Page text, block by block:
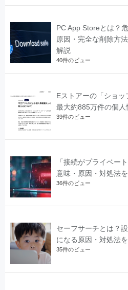
PC App Storeとは？
原因・完全な削除方
解説
40件のビュー
Eストアーの「ショッ
最大約885万件の個人
39件のビュー
「接続がプライベー
意味・原因・対処法
36件のビュー
セーフサーチとは？
になる原因・対処法
35件のビュー